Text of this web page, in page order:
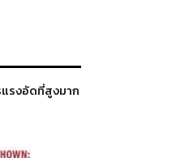
แรงอัดที่สูงมาก